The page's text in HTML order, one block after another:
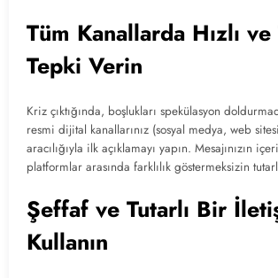
Tüm Kanallarda Hızlı ve
Tepki Verin
Kriz çıktığında, boşlukları spekülasyon
resmi dijital kanallarınız (sosyal medya, web
aracılığıyla ilk açıklamayı yapın. Mesajınızın
platformlar arasında farklılık göstermeksizin
Şeffaf ve Tutarlı Bir
Kullanın